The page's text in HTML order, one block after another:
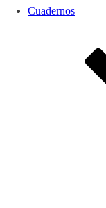
Cuadernos